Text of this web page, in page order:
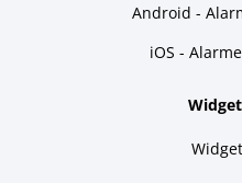
Android -
iOS -